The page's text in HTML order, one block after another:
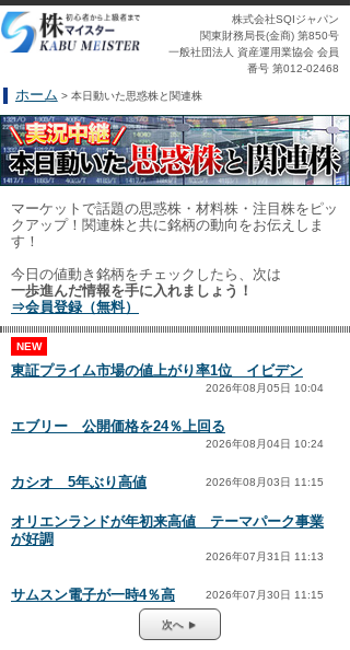
株式会社SQIジャパン
関東財務局長(金商) 第850号
一般社団法人 資産運用業協会 会員
番号 第012-02468
ホーム > 本日動いた思惑株と関連株
マーケットで話題の思惑株・材料株・注目株をピッ
クアップ！関連株と共に銘柄の動向をお伝えしま
す！
今日の値動き銘柄をチェックしたら、次は
一歩進んだ情報を手に入れましょう！
⇒会員登録（無料）
NEW
東証プライム市場の値上がり率1位 イビデン
2026年08月05日 10:04
エブリー 公開価格を24％上回る
2026年08月04日 10:24
カシオ 5年ぶり高値 2026年08月03日 11:15
オリエンランドが年初来高値 テーマパーク事業
が好調
2026年07月31日 11:13
サムスン電子が一時4％高 2026年07月30日 11:15
次へ ►